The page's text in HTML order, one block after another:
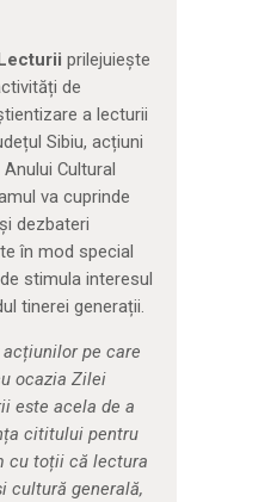
prilejuiește
de
a lecturii
Sibiu, acțiuni
Cultural
va cuprinde
dezbateri
în mod special
stimula interesul
tinerei generații.
pe care
ocazia Zilei
este acela de a
cititului pentru
cu toții că lectura
cultură generală,